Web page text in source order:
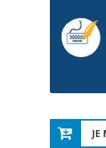
JE